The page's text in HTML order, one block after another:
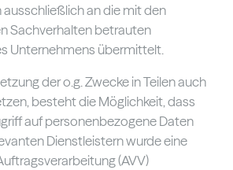
ausschließlich an die mit den
Sachverhalten betrauten
Unternehmens übermittelt.
der o.g. Zwecke in Teilen auch
besteht die Möglichkeit, dass
auf personenbezogene Daten
Dienstleistern wurde eine
(AVV)